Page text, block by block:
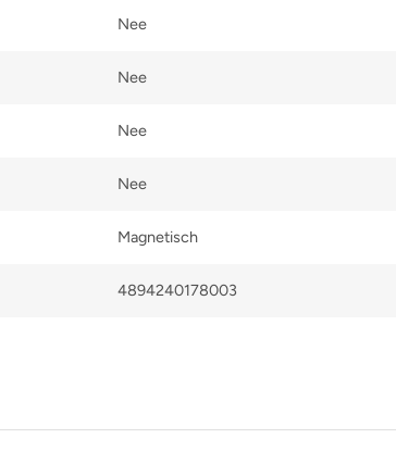
Nee
Nee
Nee
Nee
Magnetisch
4894240178003